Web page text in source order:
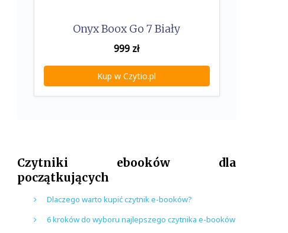
Onyx Boox Go 7 Biały
999 zł
Kup w Czytio.pl
Czytniki ebooków dla
początkujących
Dlaczego warto kupić czytnik e-booków?
6 kroków do wyboru najlepszego czytnika e-booków